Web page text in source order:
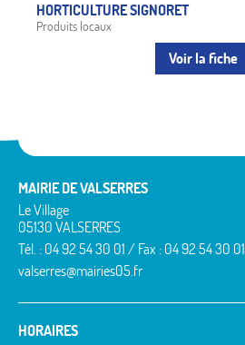
HORTICULTURE SIGNORET
Produits locaux
Voir la fiche
MAIRIE DE VALSERRES
Le Village
05130 VALSERRES
Tél. : 04 92 54 30 01 / Fax : 04 92 54 30 01
valserres@mairies05.fr
HORAIRES